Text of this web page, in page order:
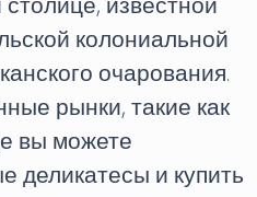
известной
колониальной
очарования.
рынки, такие как
вы можете
деликатесы и купить